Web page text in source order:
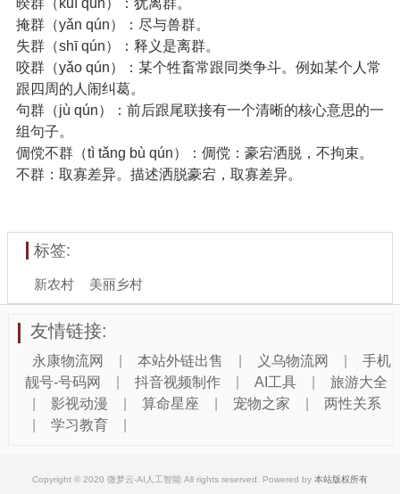
掩群（yǎn qún）：尽与兽群。
失群（shī qún）：释义是离群。
咬群（yǎo qún）：某个牲畜常跟同类争斗。例如某个人常
跟四周的人闹纠葛。
句群（jù qún）：前后跟尾联接有一个清晰的核心意思的一
组句子。
倜傥不群（tì tǎng bù qún）：倜傥：豪宕洒脱，不拘束。
不群：取寡差异。描述洒脱豪宕，取寡差异。
标签:
新农村 美丽乡村
友情链接:
永康物流网 本站外链出售 义乌物流网
手机
靓号-号码网
抖音视频制作 AI工具
旅游大全
影视动漫 算命星座 宠物之家
两性关系
学习教育
Copyright © 2020 微梦云-AI人工智能 All rights reserved. Powered by 本站版权所有